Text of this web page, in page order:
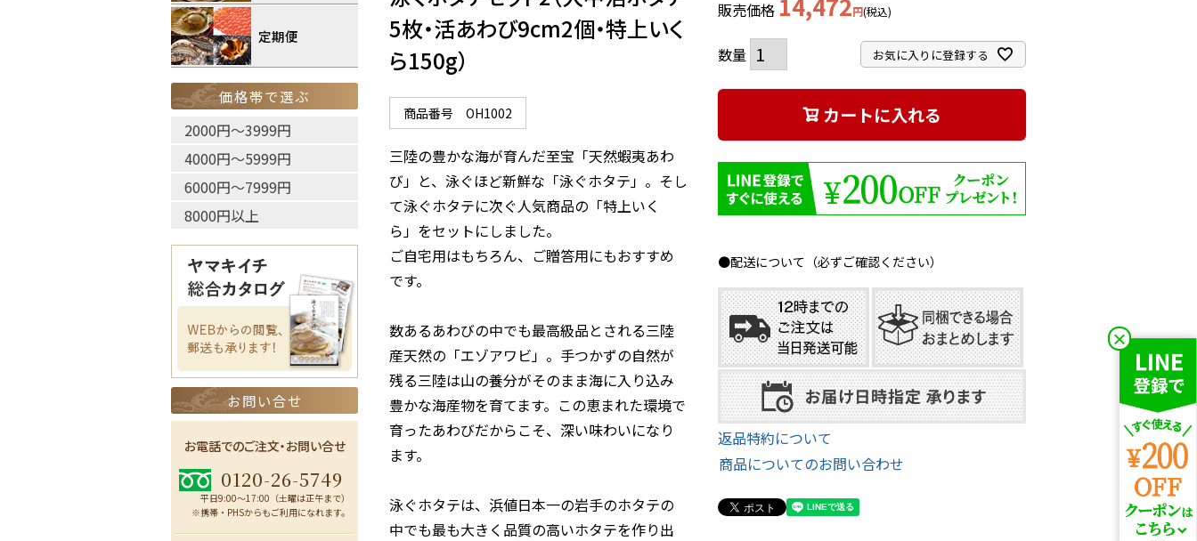
×
5枚・活あわび9cm2個・特上いく
ら150g）
商品番号 OH1002
三陸の豊かな海が育んだ至宝「天然蝦夷あわ
び」と、泳ぐほど新鮮な「泳ぐホタテ」。そし
て泳ぐホタテに次ぐ人気商品の「特上いく
ら」をセットにしました。
ご自宅用はもちろん、ご贈答用にもおすすめ
です。
数あるあわびの中でも最高級品とされる三陸
産天然の「エゾアワビ」。手つかずの自然が
残る三陸は山の養分がそのまま海に入り込み
豊かな海産物を育てます。この恵まれた環境で
育ったあわびだからこそ、深い味わいになり
ます。
泳ぐホタテは、浜値日本一の岩手のホタテの
中でも最も大きく品質の高いホタテを作り出
販売価格
税込
お気に入りに登録する
カートに入れる
●配送について（必ずご確認ください）
返品特約について
商品についてのお問い合わせ
定期便
価格帯で選ぶ
2000円〜3999円
4000円〜5999円
6000円〜7999円
8000円以上
お問い合せ
お電話でのご注文・お問い合せ
0120-26-5749
平日9:00〜17:00（土曜は正午まで）
※携帯・PHSからもご利用になれます。